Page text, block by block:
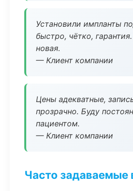
Установили импланты
быстро, чётко,
новая.
— Клиент компании
Цены адекватные,
прозрачно. Буду
пациентом.
— Клиент компании
Часто задаваемые